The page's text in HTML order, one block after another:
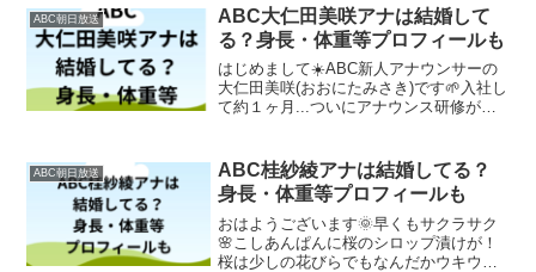
（ABCアナウンサー） ...
ABC朝日放送
ABC大仁田美咲アナは結婚して
る？身長・体重等プロフィールも
はじめまして☀️ABC新人アナウンサーの
大仁田美咲(おおにたみさき)です🌱入社し
て約１ヶ月...ついにアナウンス研修が始
一人前になれるように頑張ります！！ど
うぞよろしく...
ABC朝日放送
ABC桂紗綾アナは結婚してる？
身長・体重等プロフィールも
おはようございます🌞早くもサクラサク
🌸こしあんぱんに桜のシロップ漬けが！
桜は少しの花びらでもなんだかウキウキ